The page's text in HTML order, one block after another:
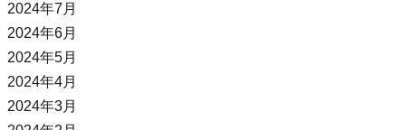
2024年7月
2024年6月
2024年5月
2024年4月
2024年3月